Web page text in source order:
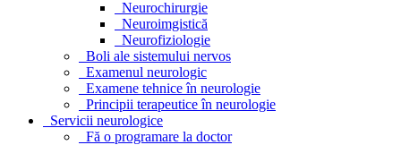
Neurochirurgie
Neuroimgistică
Neurofiziologie
Boli ale sistemului nervos
Examenul neurologic
Examene tehnice în neurologie
Principii terapeutice în neurologie
Servicii neurologice
Fă o programare la doctor